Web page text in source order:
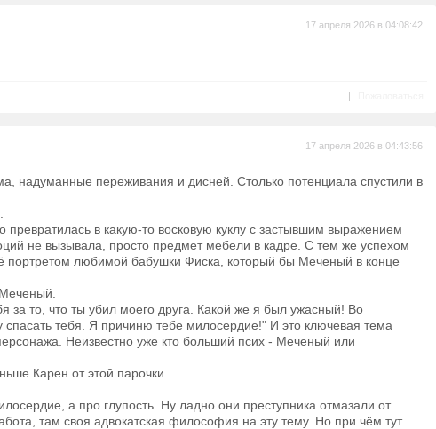
17 апреля 2026 в 04:08:42
|
17 апреля 2026 в 04:43:56
надуманные переживания и дисней. Столько потенциала спустили в
превратилась в какую-то восковую куклу с застывшим выражением
не вызывала, просто предмет мебели в кадре. С тем же успехом
портретом любимой бабушки Фиска, который бы Меченый в конце
за то, что ты убил моего друга. Какой же я был ужасный! Во
спасать тебя. Я причиню тебе милосердие!" И это ключевая тема
Неизвестно уже кто больший псих - Меченый или
Карен от этой парочки.
а про глупость. Ну ладно они преступника отмазали от
там своя адвокатская философия на эту тему. Но при чём тут